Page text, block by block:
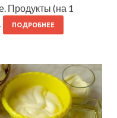
Продукты (на 1
ПОДРОБНЕЕ